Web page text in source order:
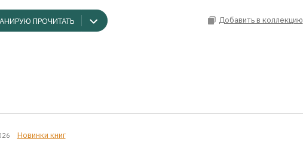
ПРОЧИТАТЬ Добавить в коллекцию
Новинки книг